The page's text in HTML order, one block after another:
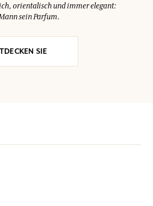
orientalisch und immer elegant:
sein Parfum.
SIE